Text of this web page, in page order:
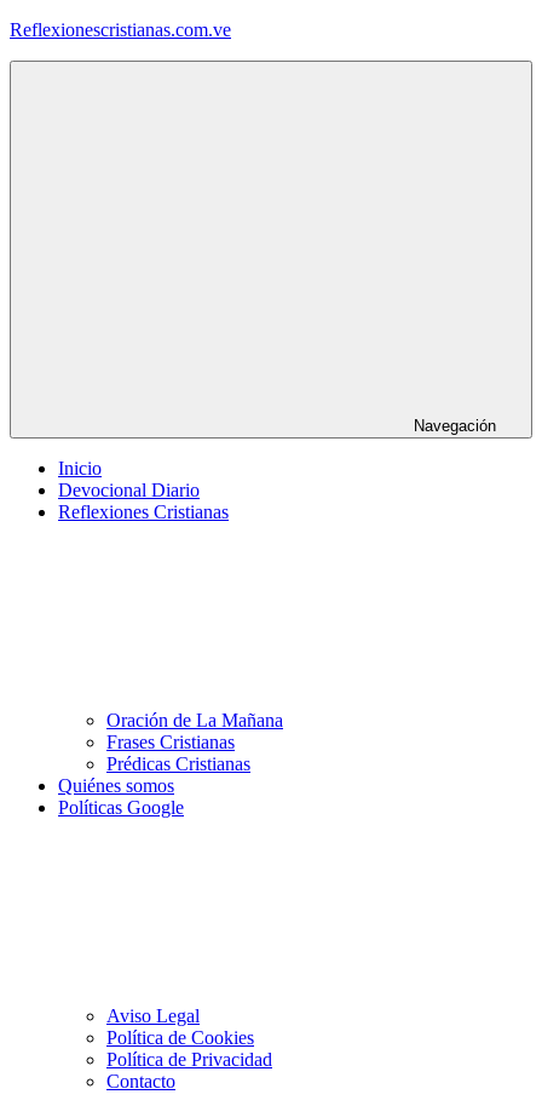
Saltar
Reflexionescristianas.com.ve
Navegación
Inicio
Devocional Diario
Reflexiones Cristianas
Oración de La Mañana
Frases Cristianas
Prédicas Cristianas
Quiénes somos
Políticas Google
Aviso Legal
Política de Cookies
Política de Privacidad
Contacto